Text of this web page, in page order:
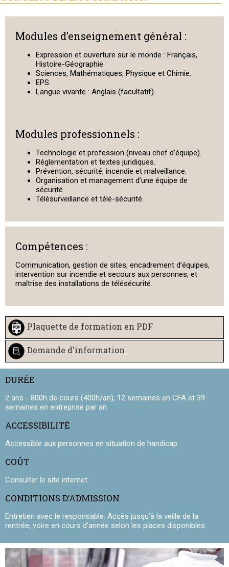
Modules d’enseignement général :
Expression et ouverture sur le monde : Français,
Histoire-Géographie.
Sciences, Mathématiques, Physique et Chimie.
EPS.
Langue vivante : Anglais (facultatif).
Modules professionnels :
Technologie et profession (niveau chef d’équipe).
Réglementation et textes juridiques.
Prévention, sécurité, incendie et malveillance.
Organisation et management d’une équipe de
sécurité.
Télésurveillance et télé-sécurité.
Compétences :
Communication, gestion de sites, encadrement d’équipes,
intervention sur incendie et secours aux personnes, et
maîtrise des installations de télésécurité.
Plaquette de formation en PDF
Demande d'information
DURÉE
2 ans - 800h de cours (400h/an), 12 semaines en CFA et 39
semaines en entreprise par an.
ACCESSIBILITÉ
Accessible aux personnes en situation de handicap.
COÛT
Consulter le site internet.
CONDITIONS D’ADMISSION
Entretien avec le responsable. Accès jusqu’à la veille de la
rentrée, voire en cours d’année selon les places disponibles.